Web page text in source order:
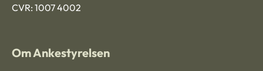
CVR: 1007 4002
Om Ankestyrelsen